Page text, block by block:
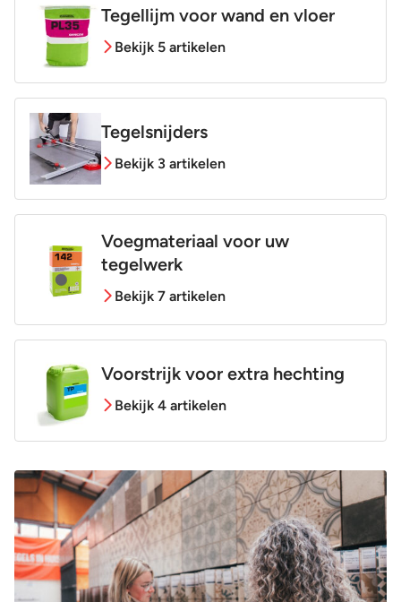
Tegellijm voor wand en vloer
Bekijk 5 artikelen
Tegelsnijders
Bekijk 3 artikelen
Voegmateriaal voor uw
tegelwerk
Bekijk 7 artikelen
Voorstrijk voor extra hechting
Bekijk 4 artikelen